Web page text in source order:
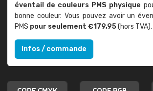
éventail de couleurs PMS physique
bonne couleur. Vous pouvez avoir un
PMS pour seulement €179,95(hors TVA).
Infos / commande